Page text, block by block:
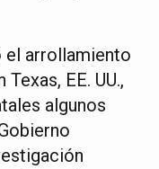
el arrollamiento
EE. UU.,
algunos